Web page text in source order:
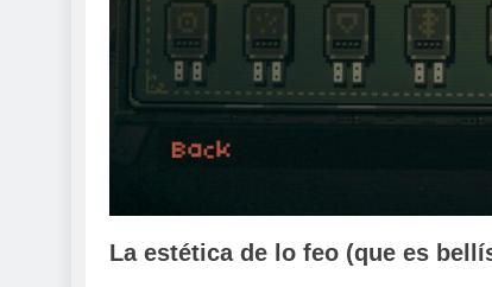
La estética de lo feo (que es